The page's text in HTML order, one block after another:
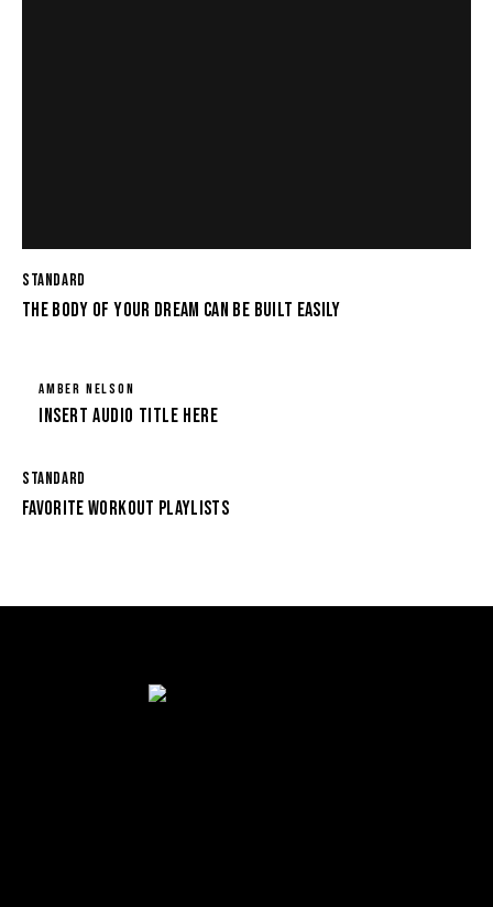
STANDARD
THE BODY OF YOUR DREAM CAN BE BUILT EASILY
AMBER NELSON
Insert Audio Title Here
STANDARD
FAVORITE WORKOUT PLAYLISTS